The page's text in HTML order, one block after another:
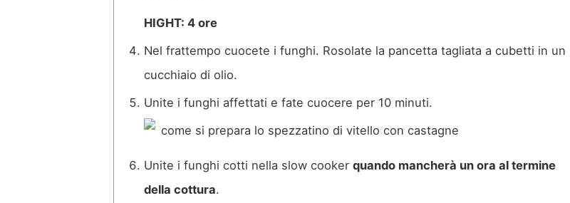
HIGHT: 4 ore
Nel frattempo cuocete i funghi. Rosolate la pancetta tagliata a cubetti in un
cucchiaio di olio.
Unite i funghi affettati e fate cuocere per 10 minuti.
Unite i funghi cotti nella slow cooker quando mancherà un ora al termine
della cottura.